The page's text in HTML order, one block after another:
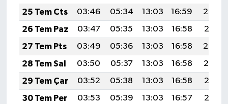
25 Tem Cts
03:46 05:34 13:03 16:59
20:22
26 Tem Paz
03:47 05:35 13:03 16:58
20:21
27 Tem Pts
03:49 05:36 13:03 16:58
20:20
28 Tem Sal
03:50 05:37 13:03 16:58
20:19
29 Tem Çar
03:52 05:38 13:03 16:58
20:18
30 Tem Per
03:53 05:39 13:03 16:57
20:17